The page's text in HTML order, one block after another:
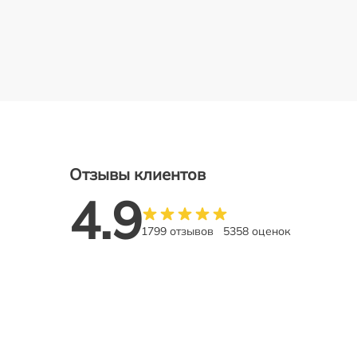
Отзывы клиентов
4.91799 отзывов 5358 оценок